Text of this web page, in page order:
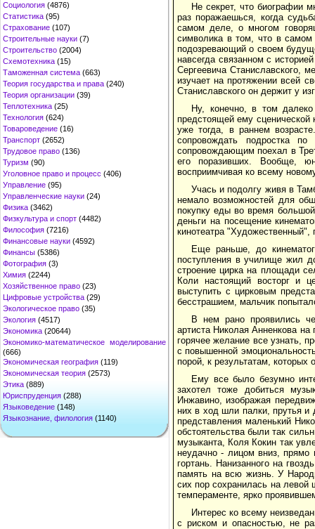
Социология (4876)
Статистика (95)
Страхование (107)
Строительные науки (7)
Строительство (2004)
Схемотехника (15)
Таможенная система (663)
Теория государства и права (240)
Теория организации (39)
Теплотехника (25)
Технология (624)
Товароведение (16)
Транспорт (2652)
Трудовое право (136)
Туризм (90)
Уголовное право и процесс (406)
Управление (95)
Управленческие науки (24)
Физика (3462)
Физкультура и спорт (4482)
Философия (7216)
Финансовые науки (4592)
Финансы (5386)
Фотография (3)
Химия (2244)
Хозяйственное право (23)
Цифровые устройства (29)
Экологическое право (35)
Экология (4517)
Экономика (20644)
Экономико-математическое моделирование
(666)
Экономическая география (119)
Экономическая теория (2573)
Этика (889)
Юриспруденция (288)
Языковедение (148)
Языкознание, филология (1140)
Не секрет, что биографии
раз поражаешься, когда
самом деле, о многом
символика в том, что в самом
подозревающий о своем
навсегда связанном с
Сергеевича Станиславского,
изучает на протяжении всей
Станиславского он держит у
Ну, конечно, в том
предстоящей ему сценической
уже тогда, в раннем
сопровождать подростка
сопровождающим поехал в
его поразивших. Вообще,
восприимчивая ко всему
Учась и подолгу живя в
немало возможностей для
покупку еды во время
деньги на посещение
кинотеатра
Еще раньше, до
поступления в училище жил
строение цирка на площади
Коли настоящий восторг и
выступить с цирковым
бесстрашием, мальчик
В нем рано проявились
артиста Николая Анненкова
горячее желание все узнать,
с повышенной
порой, к результатам,
Ему все было безумно
захотел тоже добиться
Инжавино, изображая
них в ход шли палки, прутья и
представления маленький
обстоятельства были так
музыканта, Коля Кокин так
неудачно - лицом вниз, прямо
гортань. Нанизанного на
память на всю жизнь. У
сих пор сохранилась на левой
темпераменте, ярко
Интерес ко всему
с риском и опасностью, не